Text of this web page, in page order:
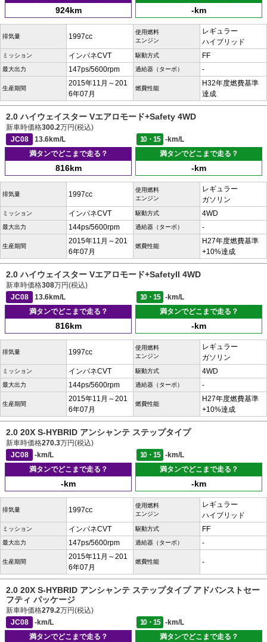
924km -km
排気量 1997cc
使用燃料
エンジン
レギュラー
ハイブリッド
ミッション インパネCVT 駆動方式 FF
最大出力 147ps/5600rpm 過給器（ターボ） -
生産期間
2015年11月～201
6年07月
燃費性能
H32年度燃費基準
達成
2.0 ハイウェイスター Vエアロモード+Safety 4WD
新車時価格300.2万円(税込)
JC08
13.6km/L 10・15
-km/L
満タンでどこまで走る？
816km
満タンでどこまで走る？
-km
排気量 1997cc
使用燃料
エンジン
レギュラー
ガソリン
ミッション インパネCVT 駆動方式 4WD
最大出力 144ps/5600rpm 過給器（ターボ） -
生産期間
2015年11月～201
6年07月
燃費性能
H27年度燃費基準
+10%達成
2.0 ハイウェイスター Vエアロモード+SafetyII 4WD
新車時価格308万円(税込)
JC08
13.6km/L 10・15
-km/L
満タンでどこまで走る？
816km
満タンでどこまで走る？
-km
排気量 1997cc
使用燃料
エンジン
レギュラー
ガソリン
ミッション インパネCVT 駆動方式 4WD
最大出力 144ps/5600rpm 過給器（ターボ） -
生産期間
2015年11月～201
6年07月
燃費性能
H27年度燃費基準
+10%達成
2.0 20X S-HYBRID アンシャンテ ステップタイプ
新車時価格270.3万円(税込)
JC08
-km/L 10・15
-km/L
満タンでどこまで走る？
-km
満タンでどこまで走る？
-km
排気量 1997cc
使用燃料
エンジン
レギュラー
ハイブリッド
ミッション インパネCVT 駆動方式 FF
最大出力 147ps/5600rpm 過給器（ターボ） -
生産期間
2015年11月～201
6年07月
燃費性能 -
2.0 20X S-HYBRID アンシャンテ ステップタイプ アドバンストセー
フティ パッケージ
新車時価格279.2万円(税込)
JC08
-km/L 10・15
-km/L
満タンでどこまで走る？
満タンでどこまで走る？